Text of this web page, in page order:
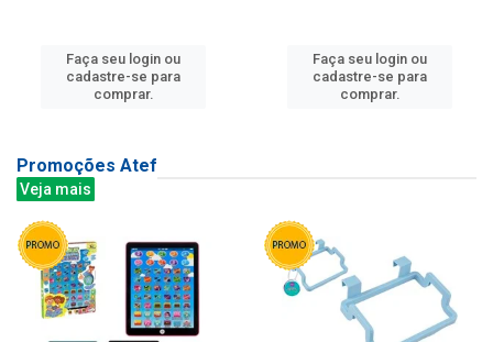
Faça seu login ou
cadastre-se para
comprar.
Faça seu login ou
cadastre-se para
comprar.
Promoções Atef
Veja mais